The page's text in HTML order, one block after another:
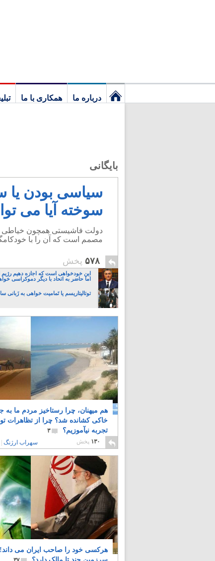
درباره ما همکاری با ما
بایگانی
سیاسی بودن یا
سوخته آیا می
دولت فاشیستی همچون خیاطی
مصمم است که آن را با
۵۷۸ پخش
این خودخواهی است که اجازه دهیم رژیم
اما حاضر به اتحاد با دیگر دموکراسی
توتالیتاریسم یا تَمامیت خواهی به زَبانی
هم میهنان، چرا رستاخیز مردم ما به
خاکی کشانده شد؟ چرا از تظاهرات
تجربه نیآموزیم؟
۳
۱۳۰ پخش سهراب ارژنگ
هرکسی خود را صاحب ایران می داند!